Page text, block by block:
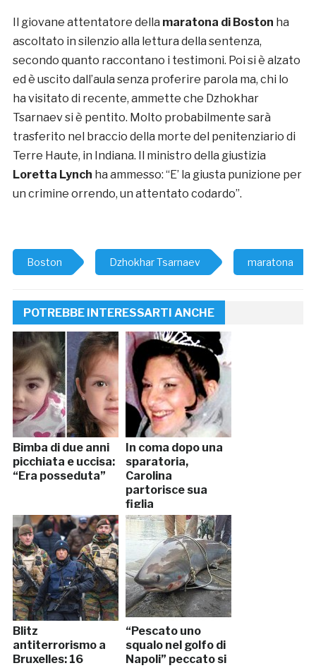
Il giovane attentatore della maratona di Boston ha
ascoltato in silenzio alla lettura della sentenza,
secondo quanto raccontano i testimoni. Poi si è alzato
ed è uscito dall’aula senza proferire parola ma, chi lo
ha visitato di recente, ammette che Dzhokhar
Tsarnaev si è pentito. Molto probabilmente sarà
trasferito nel braccio della morte del penitenziario di
Terre Haute, in Indiana. Il ministro della giustizia
Loretta Lynch ha ammesso: “E’ la giusta punizione per
un crimine orrendo, un attentato codardo”.
Boston Dzhokhar Tsarnaev maratona
POTREBBE INTERESSARTI ANCHE
Bimba di due anni
picchiata e uccisa:
“Era posseduta”
In coma dopo una
sparatoria,
Carolina
partorisce sua
figlia
Blitz
antiterrorismo a
Bruxelles: 16
“Pescato uno
squalo nel golfo di
Napoli” peccato si